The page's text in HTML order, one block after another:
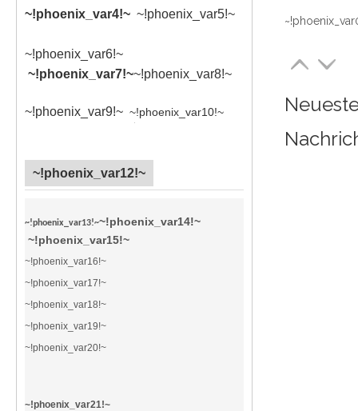
~!phoenix_var4!~ ~!phoenix_var5!~
~!phoenix_var6!~
~!phoenix_var7!~~!phoenix_var8!~
~!phoenix_var9!~ ~!phoenix_var10!~
~!phoenix_var12!~
~!phoenix_var13!~~!phoenix_var14!~
~!phoenix_var15!~
~!phoenix_var16!~
~!phoenix_var17!~
~!phoenix_var18!~
~!phoenix_var19!~
~!phoenix_var20!~
~!phoenix_var21!~